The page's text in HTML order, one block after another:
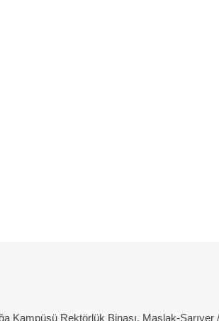
Kampüsü Rektörlük Binası, Maslak-Sarıyer